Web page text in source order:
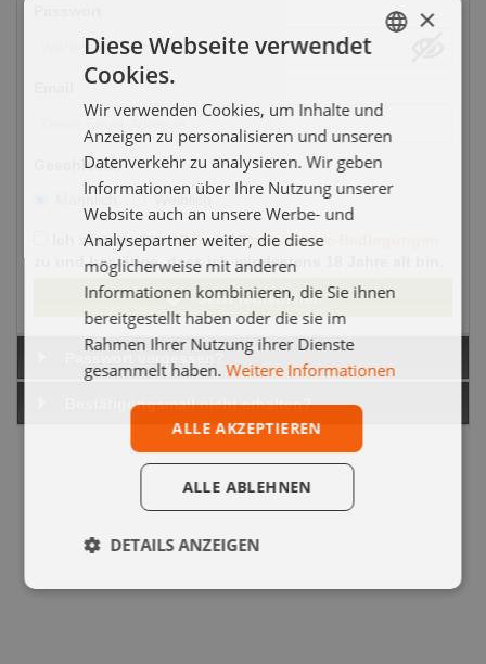
Geschlecht
Männlich
Weiblich
Ich stimme denAGB undDatenschutz-Bedingungen
zu und bestätige, dass ich mindestens 18 Jahre alt bin.
Jetzt registrieren
Bestätigungsmail nicht erhalten?
ENGLISH
×
Diese Webseite verwendet
Cookies.
Wir verwenden Cookies, um Inhalte und
Anzeigen zu personalisieren und unseren
Datenverkehr zu analysieren. Wir geben
Informationen über Ihre Nutzung unserer
Website auch an unsere Werbe- und
Analysepartner weiter, die diese
möglicherweise mit anderen
Informationen kombinieren, die Sie ihnen
bereitgestellt haben oder die sie im
Rahmen Ihrer Nutzung ihrer Dienste
gesammelt haben. Weitere Informationen
ALLE AKZEPTIEREN
ALLE ABLEHNEN
DETAILS ANZEIGEN